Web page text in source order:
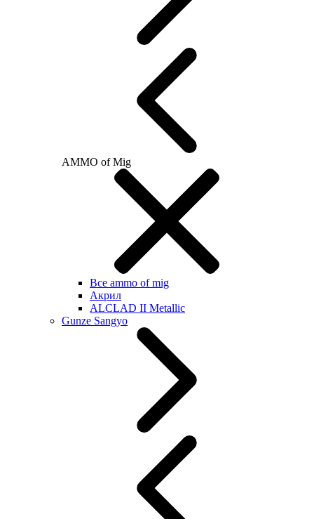
AMMO of Mig
Все ammo of mig
Акрил
ALCLAD II Metallic
Gunze Sangyo